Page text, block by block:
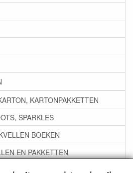
KARTONPAKKETTEN
SPARKLES
BOEKEN
EN PAKKETTEN
SNIJMALLEN STEMPELS